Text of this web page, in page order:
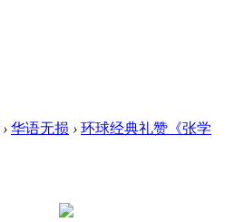
› 华语无损 › 环球经典礼赞《张学